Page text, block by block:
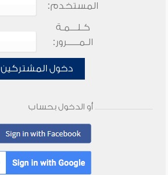
المستخدم:
كـلـــمـة
الـمـــــرور:
دخول المشتركين
أو الدخول بحساب